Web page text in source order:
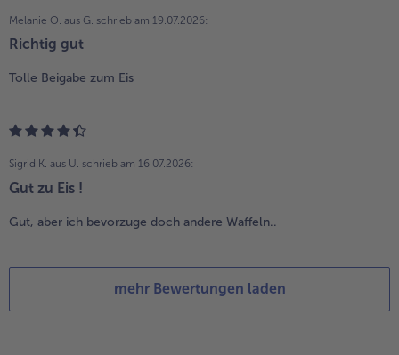
Melanie O. aus G. schrieb am 19.07.2026:
Richtig gut
Tolle Beigabe zum Eis
Sigrid K. aus U. schrieb am 16.07.2026:
Gut zu Eis !
Gut, aber ich bevorzuge doch andere Waffeln..
mehr Bewertungen laden